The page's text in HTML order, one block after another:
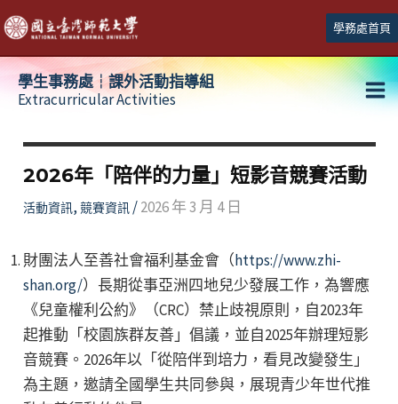
跳
至
主
學務處首頁
學生事務處┆課外活動指導組
Extracurricular Activities
2026年「陪伴的力量」短影音競賽活動
活動資訊, 競賽資訊/2026 年 3 月 4 日
財團法人至善社會福利基金會（https://www.zhi-
shan.org/）長期從事亞洲四地兒少發展工作，為響應
《兒童權利公約》（CRC）禁止歧視原則，自2023年
起推動「校園族群友善」倡議，並自2025年辦理短影
音競賽。2026年以「從陪伴到培力，看見改變發生」
為主題，邀請全國學生共同參與，展現青少年世代推